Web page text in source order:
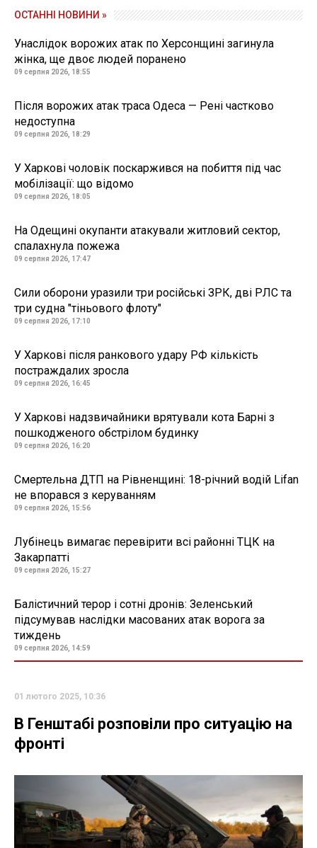
ОСТАННІ НОВИНИ »
Унаслідок ворожих атак по Херсонщині загинула
жінка, ще двоє людей поранено
09 серпня 2026, 18:55
Після ворожих атак траса Одеса — Рені частково
недоступна
09 серпня 2026, 18:29
У Харкові чоловік поскаржився на побиття під час
мобілізації: що відомо
09 серпня 2026, 18:05
На Одещині окупанти атакували житловий сектор,
спалахнула пожежа
09 серпня 2026, 17:47
Сили оборони уразили три російські ЗРК, дві РЛС та
три судна "тіньового флоту"
09 серпня 2026, 17:10
У Харкові після ранкового удару РФ кількість
постраждалих зросла
09 серпня 2026, 16:45
У Харкові надзвичайники врятували кота Барні з
пошкодженого обстрілом будинку
09 серпня 2026, 16:20
Смертельна ДТП на Рівненщині: 18-річний водій Lifan
не впорався з керуванням
09 серпня 2026, 15:56
Лубінець вимагає перевірити всі районні ТЦК на
Закарпатті
09 серпня 2026, 15:27
Балістичний терор і сотні дронів: Зеленський
підсумував наслідки масованих атак ворога за
тиждень
09 серпня 2026, 14:59
01 лютого 2025, 10:36
В Генштабі розповіли про ситуацію на
фронті